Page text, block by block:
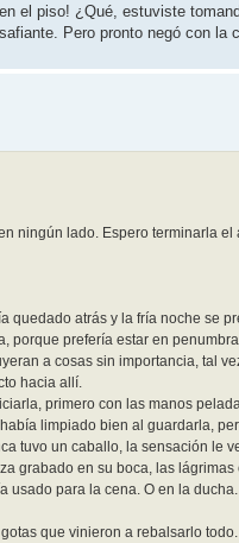
el piso! ¿Qué, estuviste
Pero pronto negó con
ningún lado. Espero terminarla
quedado atrás y la fría noche se
porque prefería estar en
a cosas sin importancia, tal
hacia allí.
primero con las manos
limpiado bien al guardarla,
tuvo un caballo, la sensación le
grabado en su boca, las
usado para la cena. O en la
que vinieron a rebalsarlo